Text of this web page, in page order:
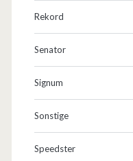
Rekord
Senator
Signum
Sonstige
Speedster